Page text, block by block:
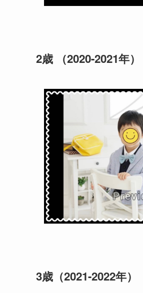
2歳 （2020-2021年）
3歳（2021-2022年）